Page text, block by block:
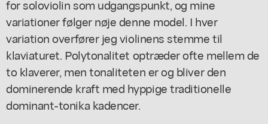
for soloviolin som udgangspunkt, og mine
variationer følger nøje denne model. I hver
variation overfører jeg violinens stemme til
klaviaturet. Polytonalitet optræder ofte mellem de
to klaverer, men tonaliteten er og bliver den
dominerende kraft med hyppige traditionelle
dominant-tonika kadencer.